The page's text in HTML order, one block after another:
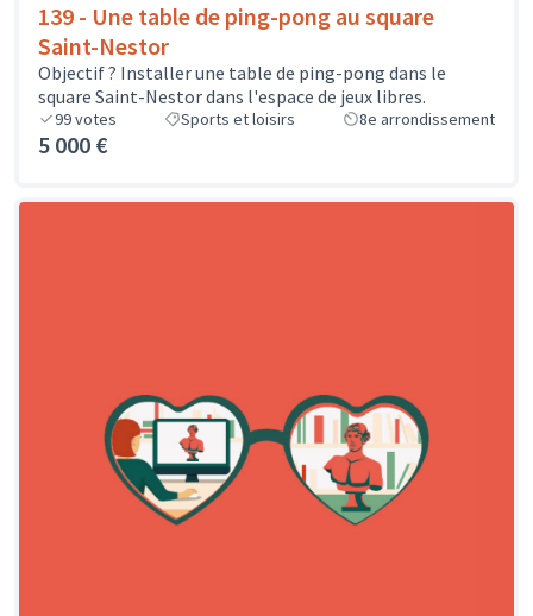
139 - Une table de ping-pong au square
Saint-Nestor
Objectif ? Installer une table de ping-pong dans le
square Saint-Nestor dans l'espace de jeux libres.
99votes Sports et loisirs 8e arrondissement
5 000 €